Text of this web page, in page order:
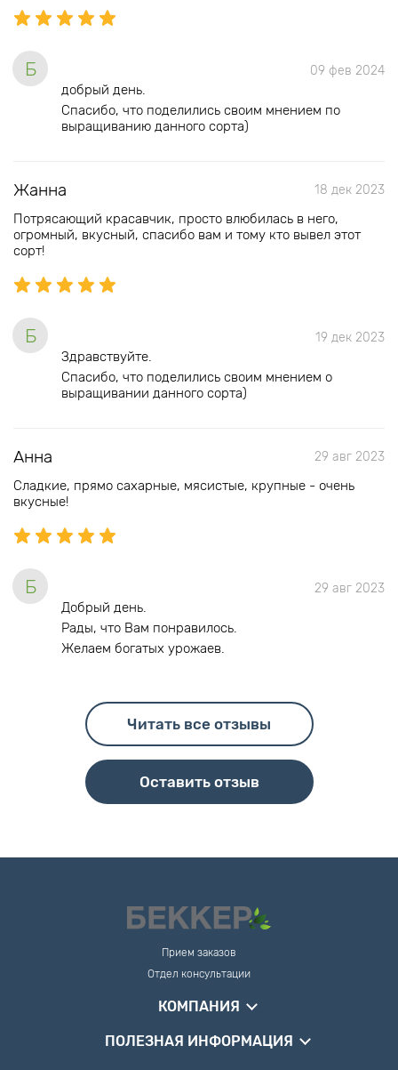
Б 09 фев 2024
добрый день.
Спасибо, что поделились своим мнением по
выращиванию данного сорта)
Жанна 18 дек 2023
Потрясающий красавчик, просто влюбилась в него,
огромный, вкусный, спасибо вам и тому кто вывел этот
сорт!
Б 19 дек 2023
Здравствуйте.
Спасибо, что поделились своим мнением о
выращивании данного сорта)
Анна 29 авг 2023
Сладкие, прямо сахарные, мясистые, крупные - очень
вкусные!
Б 29 авг 2023
Добрый день.
Рады, что Вам понравилось.
Желаем богатых урожаев.
Читать все отзывы
Оставить отзыв
Прием заказов
Отдел консультации
КОМПАНИЯ
ПОЛЕЗНАЯ ИНФОРМАЦИЯ